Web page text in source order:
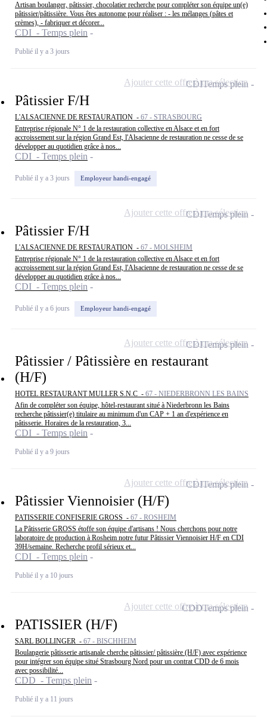
Artisan boulanger, pâtissier, chocolatier recherche pour compléter son équipe un(e)
pâtissier/pâtissière. Vous êtes autonome pour réaliser : - les mélanges (pâtes et
crèmes), - fabriquer et décorer...
CDI - Temps plein
Publié il y a 3 jours
Pâtissier F/H
L'ALSACIENNE DE RESTAURATION - 67 - STRASBOURG
Entreprise régionale N° 1 de la restauration collective en Alsace et en fort
accroissement sur la région Grand Est, l'Alsacienne de restauration ne cesse de se
développer au quotidien grâce à nos...
CDI - Temps plein
Publié il y a 3 jours Employeur handi-engagé
CDITemps plein
Ajouter cette offre à ma sélection
Pâtissier F/H
L'ALSACIENNE DE RESTAURATION - 67 - MOLSHEIM
Entreprise régionale N° 1 de la restauration collective en Alsace et en fort
accroissement sur la région Grand Est, l'Alsacienne de restauration ne cesse de se
développer au quotidien grâce à nos...
CDI - Temps plein
Publié il y a 6 jours Employeur handi-engagé
CDITemps plein
Ajouter cette offre à ma sélection
Pâtissier / Pâtissière en restaurant
(H/F)
HOTEL RESTAURANT MULLER S.N.C - 67 - NIEDERBRONN LES BAINS
Afin de compléter son équipe, hôtel-restaurant situé à Niederbronn les Bains
recherche pâtissier(e) titulaire au minimum d'un CAP + 1 an d'expérience en
pâtisserie. Horaires de la restauration, 3...
CDI - Temps plein
Publié il y a 9 jours
CDITemps plein
Ajouter cette offre à ma sélection
Pâtissier Viennoisier (H/F)
PATISSERIE CONFISERIE GROSS - 67 - ROSHEIM
La Pâtisserie GROSS étoffe son équipe d'artisans ! Nous cherchons pour notre
laboratoire de production à Rosheim notre futur Pâtissier Viennoisier H/F en CDI
39H/semaine. Recherche profil sérieux et...
CDI - Temps plein
Publié il y a 10 jours
CDITemps plein
Ajouter cette offre à ma sélection
PATISSIER (H/F)
SARL BOLLINGER - 67 - BISCHHEIM
Boulangerie pâtisserie artisanale cherche pâtissier/ pâtissière (H/F) avec expérience
pour intégrer son équipe situé Strasbourg Nord pour un contrat CDD de 6 mois
avec possibilité...
CDD - Temps plein
Publié il y a 11 jours
CDDTemps plein
Ajouter cette offre à ma sélection